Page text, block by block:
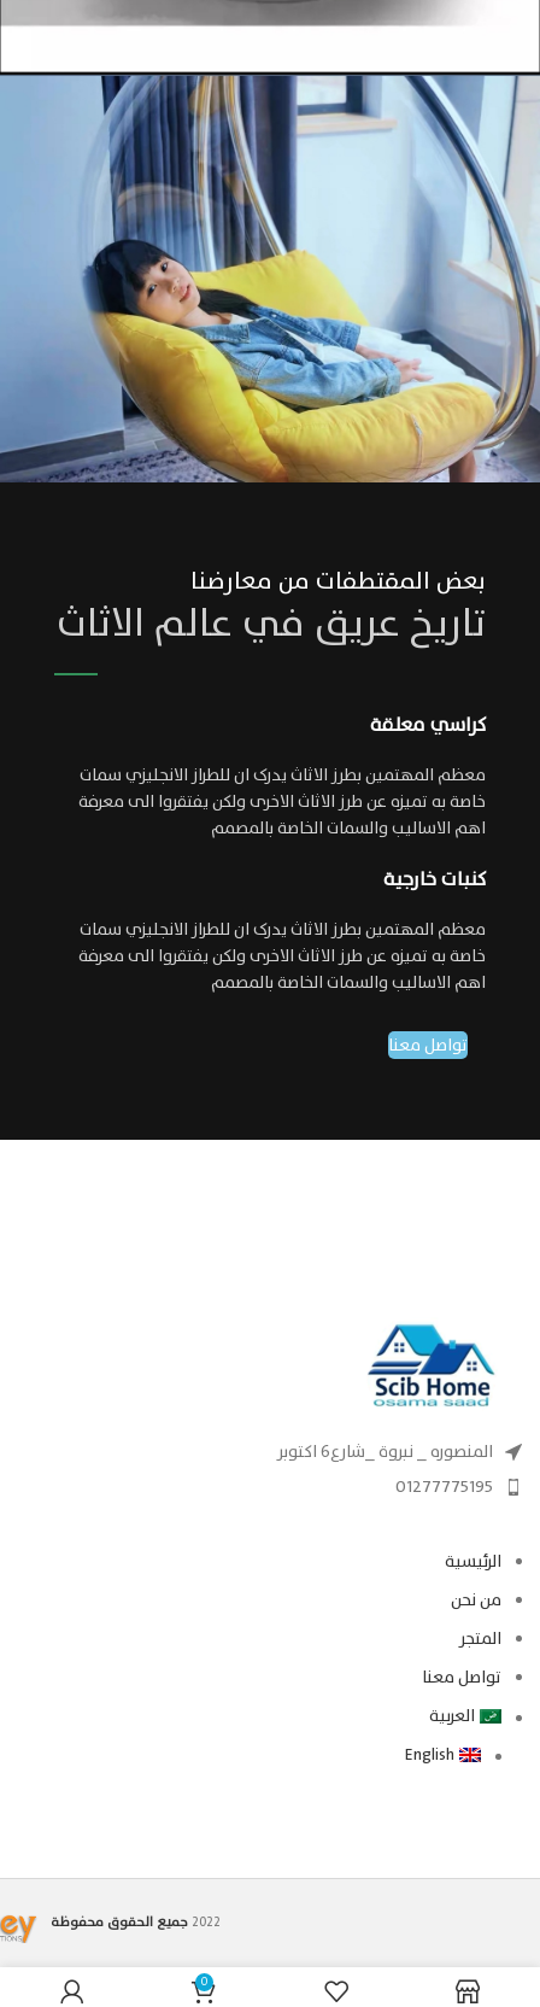
بعض المقتطفات من معارضنا
تاريخ عريق في عالم الاثاث
كراسي معلقة
معظم المهتمين بطرز الاثاث يدرک ان للطراز الانجليزي سمات
خاصة به تميزه عن طرز الاثاث الاخرى ولکن يفتقروا الى معرفة
اهم الاساليب والسمات الخاصة بالمصمم
كنبات خارجية
معظم المهتمين بطرز الاثاث يدرک ان للطراز الانجليزي سمات
خاصة به تميزه عن طرز الاثاث الاخرى ولکن يفتقروا الى معرفة
اهم الاساليب والسمات الخاصة بالمصمم
تواصل معنا
المنصوره _ نبروة _شارع٦ اكتوبر
01277775195
الرئيسية
من نحن
المتجر
تواصل معنا
العربية
English
2022 جميع الحقوق محفوظة
0